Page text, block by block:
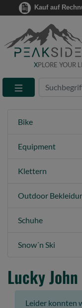
Kauf auf
XPLORE YOUR
Suche
Eingabefeld
Bike
Equipment
Klettern
Outdoor
Schuhe
Snow´n Ski
Lucky John
Leider konnten